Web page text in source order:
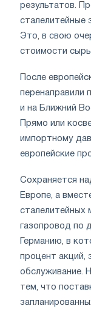
результатов.
сталелитейные
Это, в свою
стоимости
После
перенаправили
и на Ближний
Прямо или
импортному
европейские
Сохраняется
Европе, а
сталелитейных
газопровод по
Германию, в
процент акций,
обслуживание.
тем, что